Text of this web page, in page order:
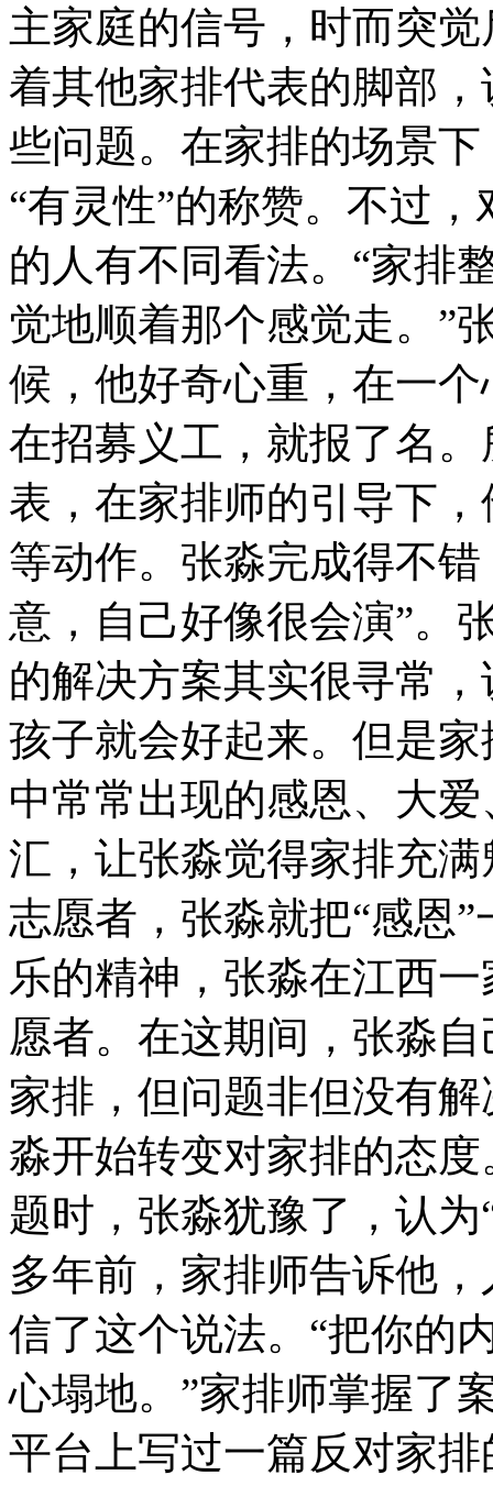
主家庭的信号，时而突
着其他家排代表的脚部
些问题。在家排的场景
“有灵性”的称赞。不过
的人有不同看法。“家排
觉地顺着那个感觉走。”
候，他好奇心重，在一
在招募义工，就报了名
表，在家排师的引导下
等动作。张淼完成得不
意，自己好像很会演”。
的解决方案其实很寻常
孩子就会好起来。但是
中常常出现的感恩、大
汇，让张淼觉得家排充
志愿者，张淼就把“感恩
乐的精神，张淼在江西
愿者。在这期间，张淼
家排，但问题非但没有
淼开始转变对家排的态
题时，张淼犹豫了，认
多年前，家排师告诉他
信了这个说法。“把你的
心塌地。”家排师掌握了
平台上写过一篇反对家